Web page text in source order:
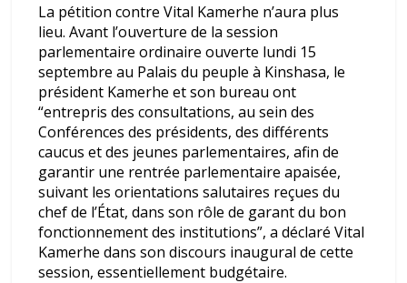
La pétition contre Vital Kamerhe n’aura plus
lieu. Avant l’ouverture de la session
parlementaire ordinaire ouverte lundi 15
septembre au Palais du peuple à Kinshasa, le
président Kamerhe et son bureau ont
“entrepris des consultations, au sein des
Conférences des présidents, des différents
caucus et des jeunes parlementaires, afin de
garantir une rentrée parlementaire apaisée,
suivant les orientations salutaires reçues du
chef de l’État, dans son rôle de garant du bon
fonctionnement des institutions”, a déclaré Vital
Kamerhe dans son discours inaugural de cette
session, essentiellement budgétaire.